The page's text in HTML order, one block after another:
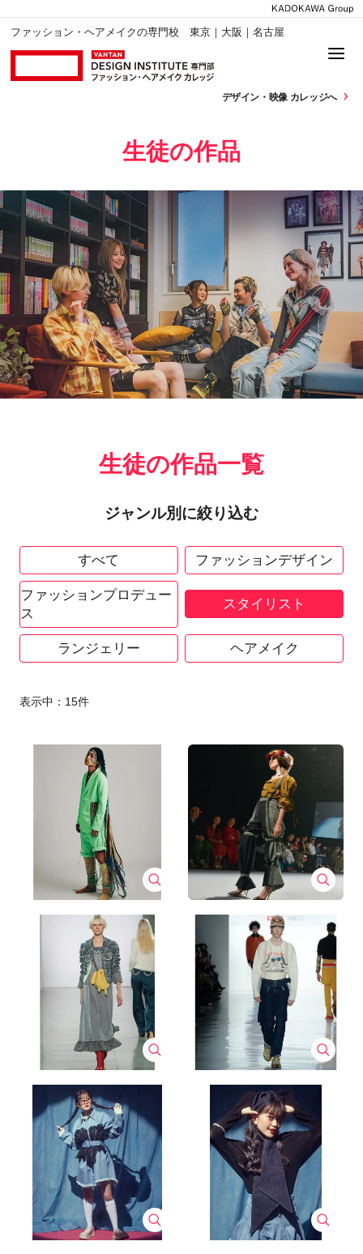
ファッション・ヘアメイクの専門校 東京｜大阪｜名古屋
デザイン・ 映像 カレッジへ
生徒の作品
生徒の作品一覧
ジャンル別に絞り込む
すべて ファッションデザイン
ファッションプロデュー
ス
スタイリスト
ランジェリー ヘアメイク
表示中： 15件